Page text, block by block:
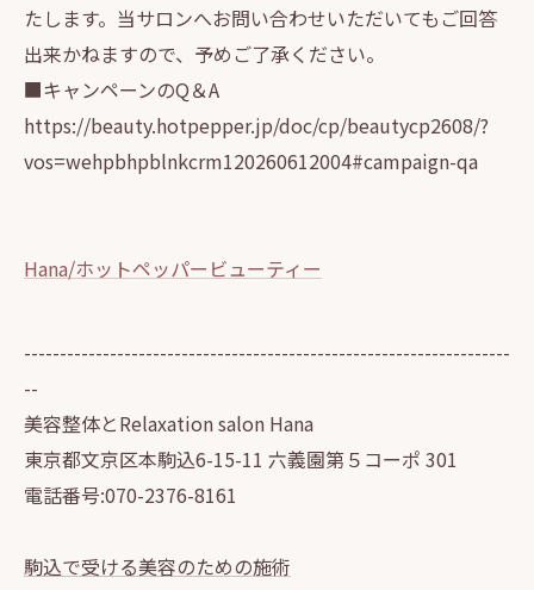
たします。当サロンへお問い合わせいただいてもご回答
出来かねますので、予めご了承ください。
■キャンペーンのQ＆A
https://beauty.hotpepper.jp/doc/cp/beautycp2608/?
vos=wehpbhpblnkcrm120260612004#campaign-qa
Hana/ホットペッパービューティー
--------------------------------------------------------------------
--
美容整体とRelaxation salon Hana
東京都文京区本駒込6-15-11 六義園第５コーポ 301
電話番号:070-2376-8161
駒込で受ける美容のための施術